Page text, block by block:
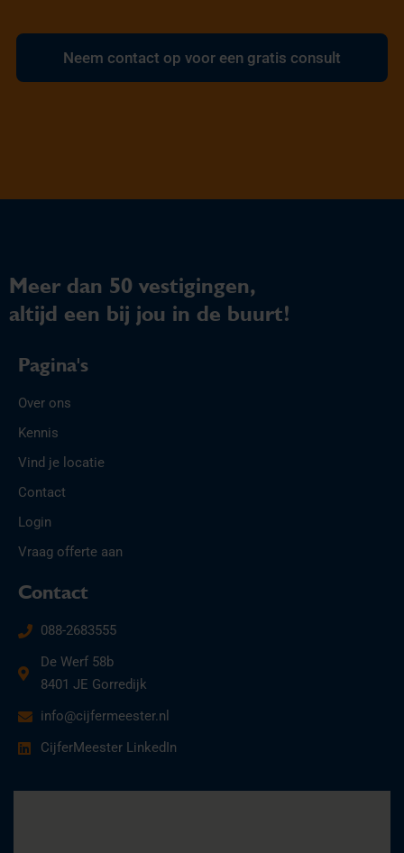
Neem contact op voor een gratis consult
Meer dan 50 vestigingen,
altijd een bij jou in de buurt!
Pagina's
Over ons
Kennis
Vind je locatie
Contact
Login
Vraag offerte aan
Contact
088-2683555
De Werf 58b
8401 JE Gorredijk
info@cijfermeester.nl
CijferMeester LinkedIn